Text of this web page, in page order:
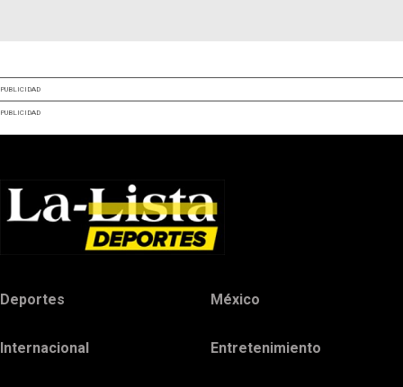
PUBLICIDAD
PUBLICIDAD
Deportes México
Internacional Entretenimiento